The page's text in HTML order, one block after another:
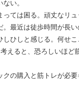
い。
ては困る。頑丈なリ
最近は徒歩時間が長
ひしと感じる。何せ
えると、恐ろしいほど
の購入と筋トレが必